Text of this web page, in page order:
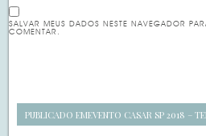
SALVAR MEUS DADOS NESTE NAVEGADOR
COMENTAR.
PUBLICADO EMEVENTO CASAR SP 2018 –